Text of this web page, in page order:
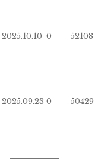
2025.10.10 0 52108
2025.09.23 0 50429